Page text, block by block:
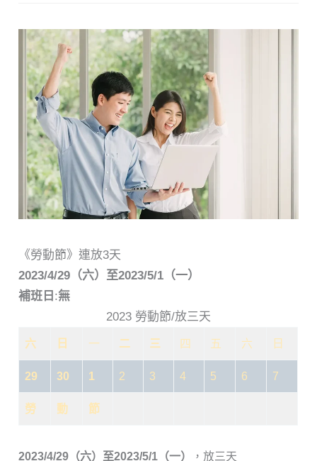
《勞動節》連放3天
2023/4/29（六）至2023/5/1（一）
補班日 :無
2023 勞動節/放三天
六 日 一 二 三 四 五 六 日
29 30 1 2 3 4 5 6 7
勞 動 節
2023/4/29（六）至2023/5/1（一） ，放三天